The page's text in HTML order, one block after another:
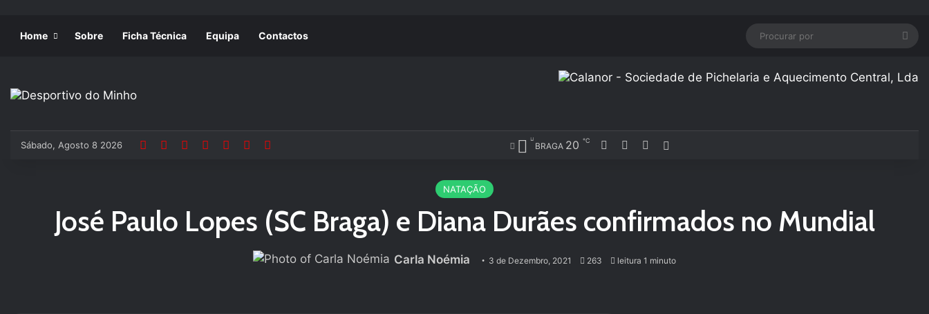
Home Sobre Ficha Técnica Equipa Contactos
Sábado, Agosto 8 2026 BRAGA 20 ℃ FacebookYouTubeInstagram
NATAÇÃO
José Paulo Lopes (SC Braga) e Diana Durães confirmados no Mundial
Carla Noémia 3 de Dezembro, 2021 263 leitura 1 minuto